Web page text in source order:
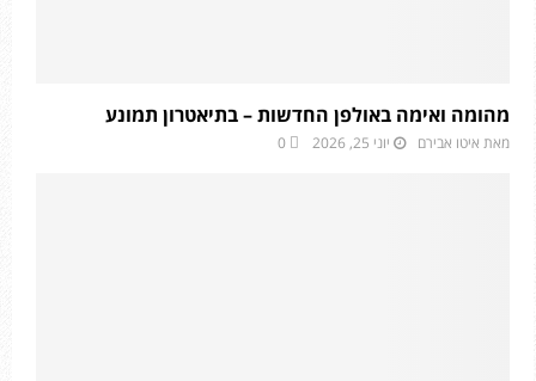
מהומה ואימה באולפן החדשות – בתיאטרון תמונע
מאת איטו אבירם יוני 25, 2026 0